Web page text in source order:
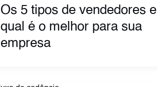
Os 5 tipos de vendedores e
qual é o melhor para sua
empresa